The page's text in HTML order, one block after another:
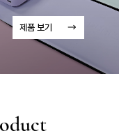
품이 없습니다.
제품 보기
duct